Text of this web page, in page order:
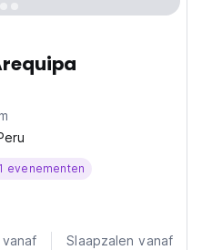
1 evenementen
Slaapzalen vanaf